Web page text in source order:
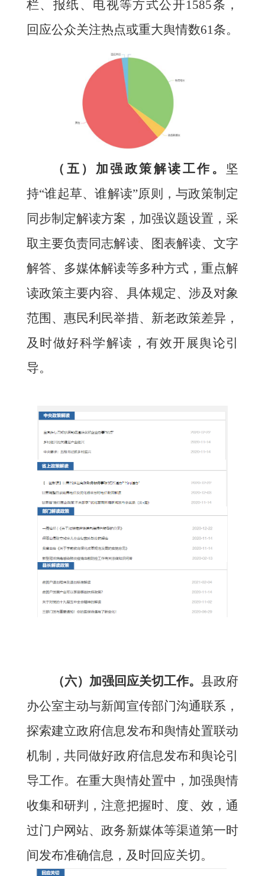
栏、报纸、电视等方式公开1585条，
回应公众关注热点或重大舆情数61条。
（五）加强政策解读工作。 坚
持“谁起草、谁解读”原则，与政策制定
同步制定解读方案，加强议题设置，采
取主要负责同志解读、图表解读、文字
解答、多媒体解读等多种方式，重点解
读政策主要内容、具体规定、涉及对象
范围、惠民利民举措、新老政策差异，
及时做好科学解读，有效开展舆论引
导。
（六）加强回应关切工作。 县政府
办公室主动与新闻宣传部门沟通联系，
探索建立政府信息发布和舆情处置联动
机制，共同做好政府信息发布和舆论引
导工作。在重大舆情处置中，加强舆情
收集和研判，注意把握时、度、效，通
过门户网站、政务新媒体等渠道第一时
间发布准确信息，及时回应关切。